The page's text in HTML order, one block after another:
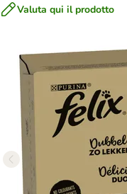
Valuta qui il prodotto